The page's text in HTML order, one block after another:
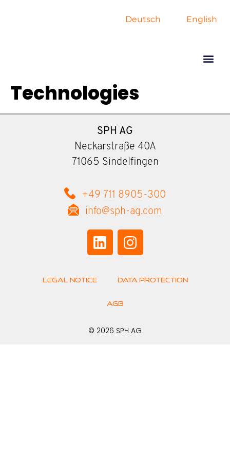
Deutsch English
Technologies
SPH AG
Neckarstraße 40A
71065 Sindelfingen
+49 711 8905-300
info@sph-ag.com
Legal Notice Data Protection
AGB
© 2026 SPH AG